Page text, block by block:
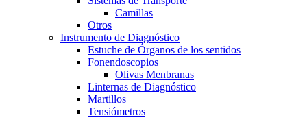
Camillas
Otros
Instrumento de Diagnóstico
Estuche de Órganos de los sentidos
Fonendoscopios
Olivas Menbranas
Linternas de Diagnóstico
Martillos
Tensiómetros